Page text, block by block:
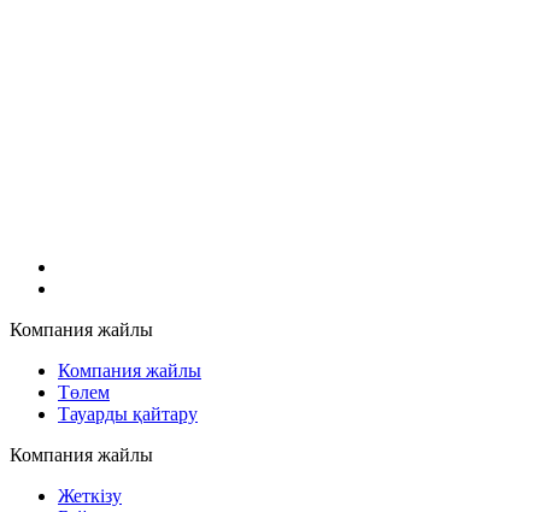
Компания жайлы
Компания жайлы
Төлем
Тауарды қайтару
Компания жайлы
Жеткізу